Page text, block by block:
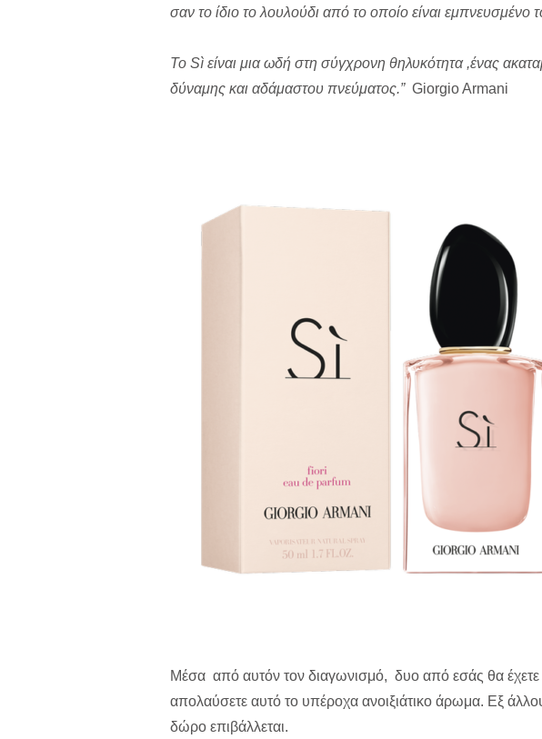
σαν το ίδιο το λουλούδι από το οποίο είναι εμπνευσμένο
Το Sì είναι μια ωδή στη σύγχρονη θηλυκότητα ,ένας
δύναμης και αδάμαστου πνεύματος.” Giorgio Armani
Μέσα από αυτόν τον διαγωνισμό, δυο από εσάς θα έχετε
απολαύσετε αυτό το υπέροχα ανοιξιάτικο άρωμα. Εξ
δώρο επιβάλλεται.